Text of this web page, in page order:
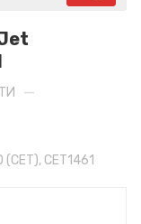
—
CET1461